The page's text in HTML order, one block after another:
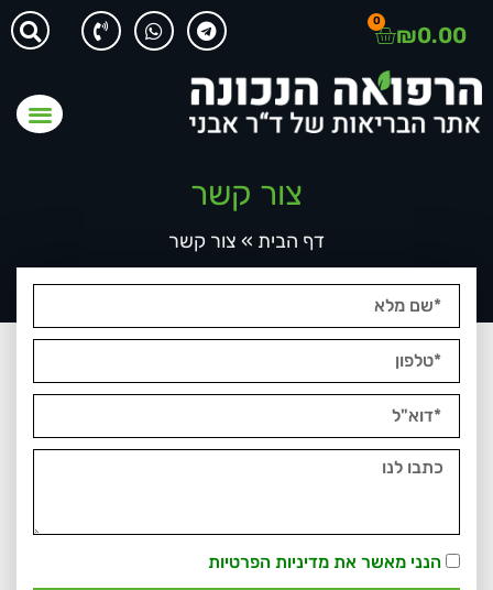
₪0.00
0
צור קשר
דף הבית » צור קשר
הנני מאשר את מדיניות הפרטיות